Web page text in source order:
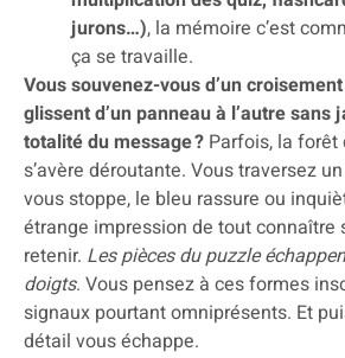
jurons…), la mémoire c’est
ça se travaille.
Vous souvenez-vous d’un
glissent d’un panneau à l’autre sans
totalité du message ? Parfois, la
s’avère déroutante. Vous traversez
vous stoppe, le bleu rassure ou
étrange impression de tout connaître
retenir. Les pièces du puzzle
doigts. Vous pensez à ces formes
signaux pourtant omniprésents. Et
détail vous échappe.